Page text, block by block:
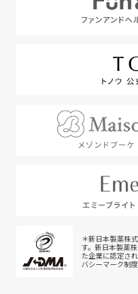
＊新日本製薬株
す。新日本製薬
た企業に認定さ
バシーマーク制